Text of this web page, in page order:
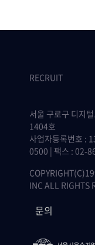
RECRUIT
서울 구로구 디지
1404호
사업자등록번호 :
0500 | 팩스 : 02-
INC ALL RIGHTS
문의